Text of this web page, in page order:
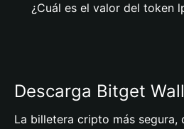
¿Cuál es el valor del token
Descarga Bitget
La billetera cripto más segura,